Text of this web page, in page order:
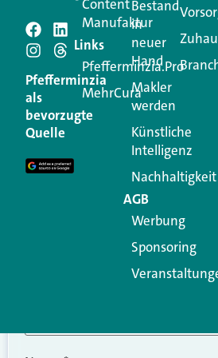
Schreiben Sie
Kommentar
Ihre E-Mail-Adresse wird nicht
Erforderliche Felder sind mit
Kommentar
Pfefferminzia
als
bevorzugte
Quelle
Content
Manufaktur
Links
Pfefferminzia.Pro
MehrCura
Bestand
in
neuer
Hand
Makler
werden
Künstliche
Intelligenz
Nachhaltigkeit
AGB
Werbung
Sponsoring